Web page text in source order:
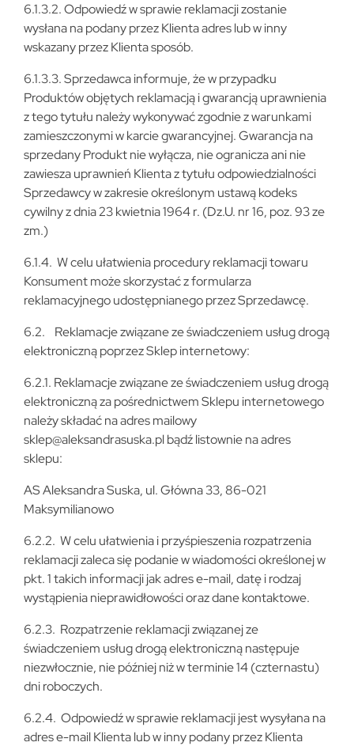
6.1.3.2. Odpowiedź w sprawie reklamacji zostanie
wysłana na podany przez Klienta adres lub w inny
wskazany przez Klienta sposób.
6.1.3.3. Sprzedawca informuje, że w przypadku
Produktów objętych reklamacją i gwarancją uprawnienia
z tego tytułu należy wykonywać zgodnie z warunkami
zamieszczonymi w karcie gwarancyjnej. Gwarancja na
sprzedany Produkt nie wyłącza, nie ogranicza ani nie
zawiesza uprawnień Klienta z tytułu odpowiedzialności
Sprzedawcy w zakresie określonym ustawą kodeks
cywilny z dnia 23 kwietnia 1964 r. (Dz.U. nr 16, poz. 93 ze
zm.)
6.1.4. W celu ułatwienia procedury reklamacji towaru
Konsument może skorzystać z formularza
reklamacyjnego udostępnianego przez Sprzedawcę.
6.2. Reklamacje związane ze świadczeniem usług drogą
elektroniczną poprzez Sklep internetowy:
6.2.1. Reklamacje związane ze świadczeniem usług drogą
elektroniczną za pośrednictwem Sklepu internetowego
należy składać na adres mailowy
sklep@aleksandrasuska.pl bądź listownie na adres
sklepu:
AS Aleksandra Suska, ul. Główna 33, 86-021
Maksymilianowo
6.2.2. W celu ułatwienia i przyśpieszenia rozpatrzenia
reklamacji zaleca się podanie w wiadomości określonej w
pkt. 1 takich informacji jak adres e-mail, datę i rodzaj
wystąpienia nieprawidłowości oraz dane kontaktowe.
6.2.3. Rozpatrzenie reklamacji związanej ze
świadczeniem usług drogą elektroniczną następuje
niezwłocznie, nie później niż w terminie 14 (czternastu)
dni roboczych.
6.2.4. Odpowiedź w sprawie reklamacji jest wysyłana na
adres e-mail Klienta lub w inny podany przez Klienta